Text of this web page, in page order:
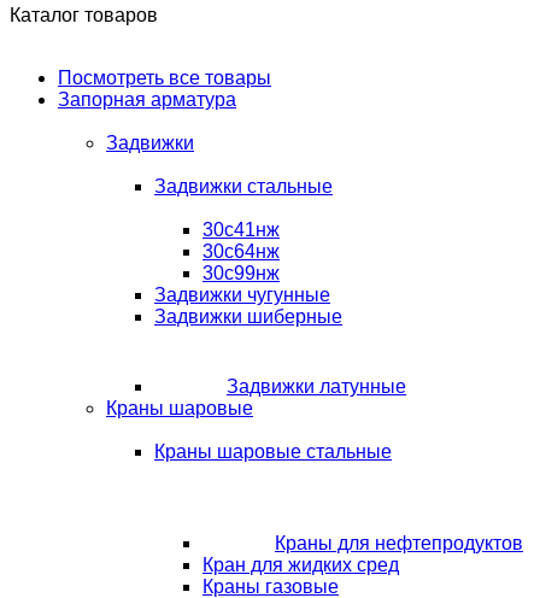
Каталог товаров
Посмотреть все товары
Запорная арматура
Задвижки
Задвижки стальные
30с41нж
30с64нж
30с99нж
Задвижки чугунные
Задвижки шиберные
Задвижки латунные
Краны шаровые
Краны шаровые стальные
Краны для нефтепродуктов
Кран для жидких сред
Краны газовые